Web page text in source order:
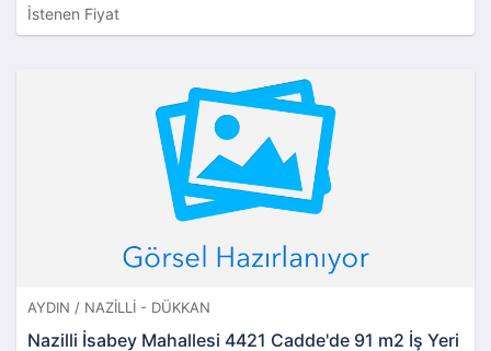
İstenen Fiyat
AYDIN / NAZILLI - DÜKKAN
Nazilli İsabey Mahallesi 4421 Cadde'de 91 m2 İş Yeri